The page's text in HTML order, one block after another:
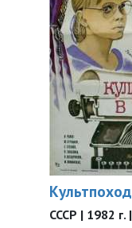
СССР | 1982